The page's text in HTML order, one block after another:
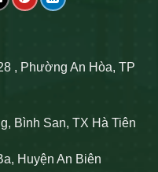
, Phường An Hòa, TP
Bình San, TX Hà Tiên
Huyện An Biên